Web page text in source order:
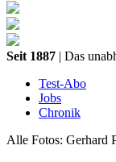
Seit 1887 | Das
Test-Abo
Jobs
Chronik
Alle Fotos: Gerhard